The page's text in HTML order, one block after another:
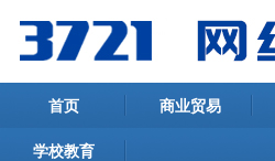
首页 商业贸易
学校教育